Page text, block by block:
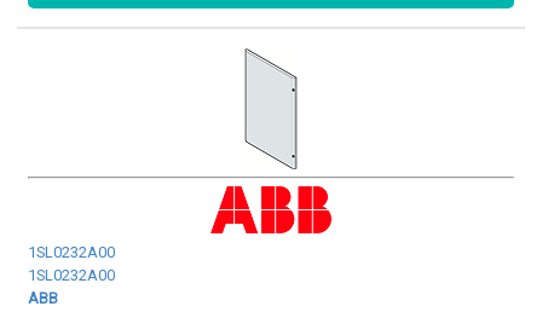
1SL0232A00
1SL0232A00
ABB